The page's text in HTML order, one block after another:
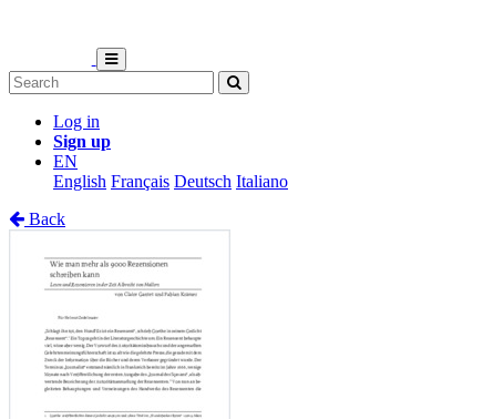
Log in
Sign up
EN
English Français Deutsch Italiano
Back